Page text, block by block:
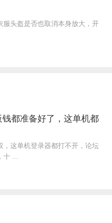
头盔是否也取消本身放大，开
都准备好了，这单机都
这单机登录器都打不开，论坛
...